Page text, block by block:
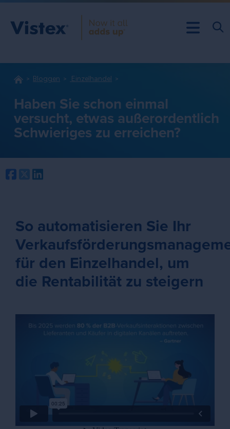
Bloggen Einzelhandel
Haben Sie schon einmal
versucht, etwas außerordentlich
Schwieriges zu erreichen?
Facebook
Twitter
So automatisieren Sie Ihr
für den Einzelhandel, um
die Rentabilität zu steigern